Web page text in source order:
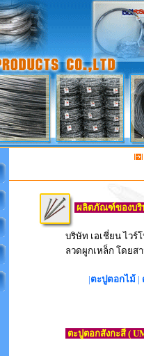
ผลิตภัณฑ์ของบริ
บริษัท เอเชี่ยน ไว
ลวดผูกเหล็ก โดย
|ตะปูตอกไม้ |
ตะปูตอกสังกะสี (